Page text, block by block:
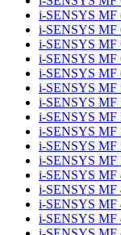
i-SENSYS MF
i-SENSYS MF
i-SENSYS MF
i-SENSYS MF
i-SENSYS MF
i-SENSYS MF
i-SENSYS MF
i-SENSYS MF
i-SENSYS MF
i-SENSYS MF
i-SENSYS MF
i-SENSYS MF
i-SENSYS MF
i-SENSYS MF
i-SENSYS MF